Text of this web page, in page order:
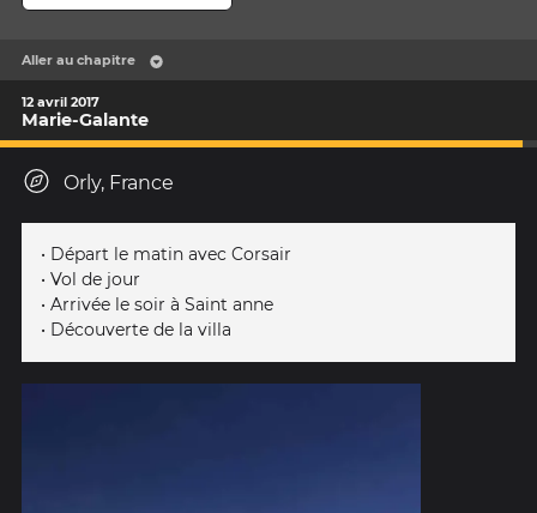
Aller au chapitre
12 avril 2017
Marie-Galante
Orly, France
• Départ le matin avec Corsair
• Vol de jour
• Arrivée le soir à Saint anne
• Découverte de la villa